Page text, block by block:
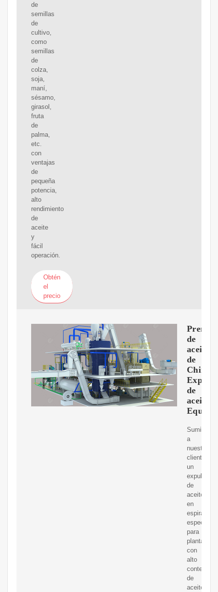
de
semillas
de
cultivo,
como
semillas
de
colza,
soja,
maní,
sésamo,
girasol,
fruta
de
palma,
etc.
con
ventajas
de
pequeña
potencia,
alto
rendimiento
de
aceite
y
fácil
operación.
Obtén
el
precio
Prensa
de
aceite
de
China,
de
aceite,
Equipo
a
nuestros
clientes
un
expulsor
de
aceite
en
espiral
para
plantas
con
alto
contenido
de
aceite,